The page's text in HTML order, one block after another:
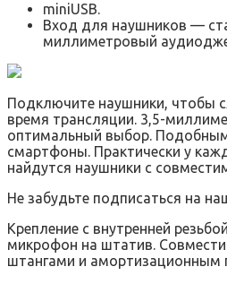
miniUSB.
Вход для наушников —
миллиметровый
Подключите наушники, чтобы
время трансляции. 3,5-
оптимальный выбор.
смартфоны. Практически у
найдутся наушники с
Не забудьте подписаться на
Крепление с внутренней
микрофон на штатив.
штангами и амортизационным